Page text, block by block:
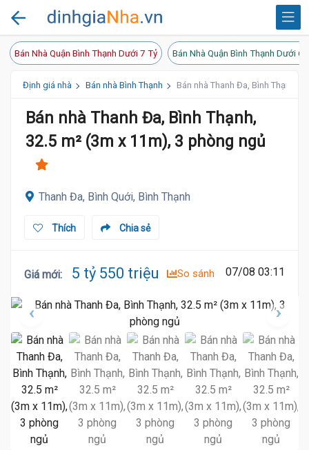
Bán Nhà Quận Bình Thạnh Dưới 7 Tỷ Bán Nhà Quận Bình Thạnh Dưới 6
Định giá nhà Bán nhà Bình Thạnh Bán nhà Thanh Đa, Bình Thạnh,
Bán nhà Thanh Đa, Bình Thạnh,
32.5 m² (3m x 11m), 3 phòng ngủ
Thanh Đa, Bình Quới, Bình Thạnh
Chia sẻ
Thích
Giá mới: 5 tỷ 550 triệu So sánh 07/08 03:11